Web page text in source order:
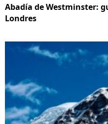
Abadía de Westminster:
Londres